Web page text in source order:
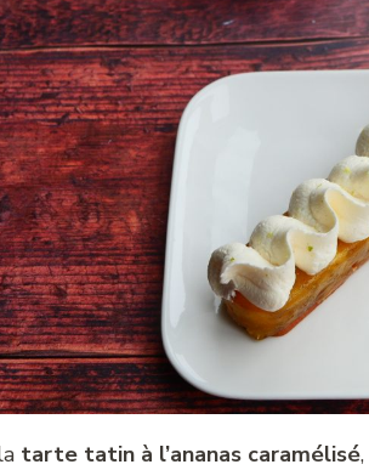
tarte tatin à l’ananas caramélisé